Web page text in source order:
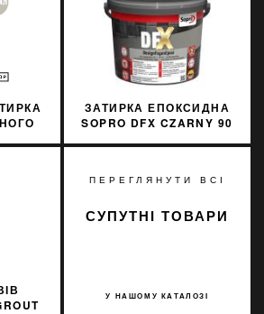
ЗАТИРКА ЕПОКСИДНА
SOPRO DFX CZARNY 90
ПЕРЕГЛЯНУТИ ВСІ
У НАШОМУ КАТАЛОЗІ
СУПУТНІ ТОВАРИ